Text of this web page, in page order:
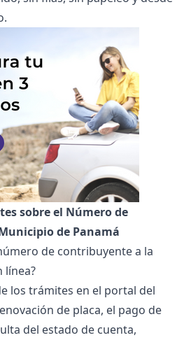
sobre el Número de
de Panamá
de contribuyente a la
línea?
los trámites en el portal del
de placa, el pago de
del estado de cuenta,